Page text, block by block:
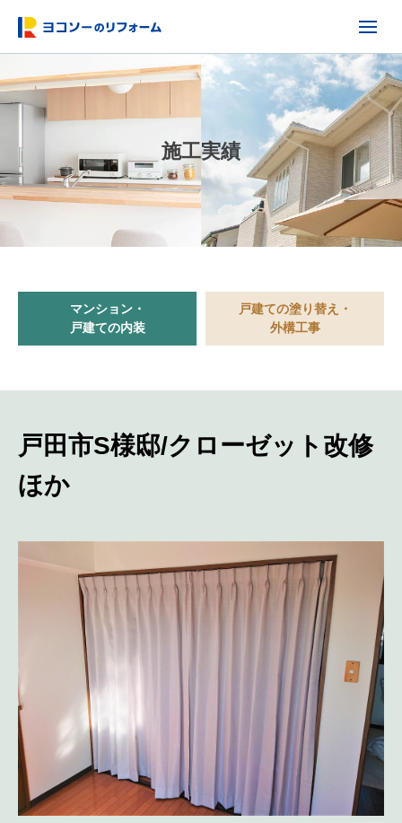
施工実績
マンション・
戸建ての内装
戸建ての塗り替え・
外構工事
戸田市S様邸/クローゼット改修
ほか